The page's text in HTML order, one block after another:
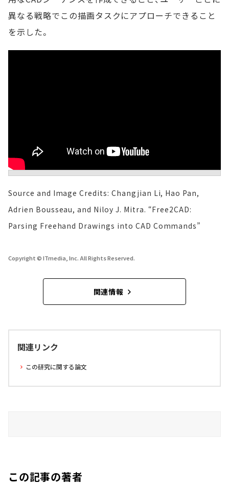
異なる戦略でこの描画タスクにアプローチできること
を示した。
Source and Image Credits: Changjian Li, Hao Pan,
Adrien Bousseau, and Niloy J. Mitra. “Free2CAD:
Parsing Freehand Drawings into CAD Commands”
Copyright © ITmedia, Inc. All Rights Reserved.
関連情報
関連リンク
この研究に関する論文
この記事の著者